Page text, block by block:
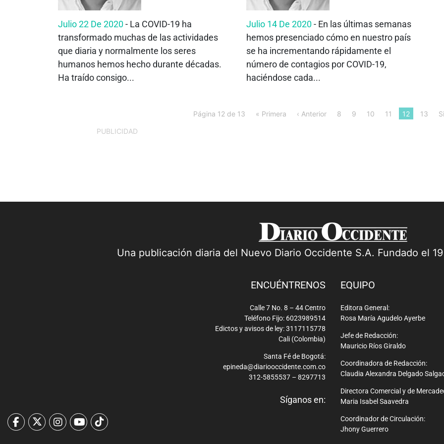
Julio 22 De 2020- La COVID-19 ha
transformado muchas de las actividades
que diaria y normalmente los seres
humanos hemos hecho durante décadas.
Ha traído consigo...
Julio 14 De 2020- En las últimas semanas
hemos presenciado cómo en nuestro país
se ha incrementando rápidamente el
número de contagios por COVID-19,
haciéndose cada...
Página 12 de 13 « Primera ‹ Anterior 8 9 10 11 12 13
PUBLICIDAD
Una publicación diaria del Nuevo Diario Occidente S.A. Fundado el
ENCUÉNTRENOS
Calle 7 No. 8 – 44 Centro
Teléfono Fijo: 6023989514
Edictos y avisos de ley: 3117115778
Cali (Colombia)
Santa Fé de Bogotá:
epineda@diariooccidente.com.co
312-5855537 – 8297713
Síganos en:
EQUIPO
Editora General:
Rosa María Agudelo Ayerbe
Jefe de Redacción:
Mauricio Ríos Giraldo
Coordinadora de Redacción:
Claudia Alexandra Delgado
Directora Comercial y de
Maria Isabel Saavedra
Coordinador de Circulación:
Jhony Guerrero